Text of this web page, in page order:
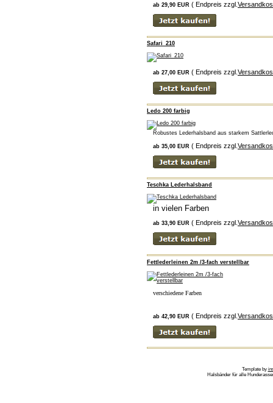
ab 29,90 EUR ( Endpreis zzgl.
Safari_210
ab 27,00 EUR ( Endpreis zzgl.
Ledo 200 farbig
Robustes Lederhalsband aus starkem
ab 35,00 EUR ( Endpreis zzgl.
Teschka Lederhalsband
in vielen Farben
ab 33,90 EUR ( Endpreis zzgl.
Fettlederleinen 2m /3-fach verstellbar
verschiedene Farben
ab 42,90 EUR ( Endpreis zzgl.
Template by
Halsbänder für alle